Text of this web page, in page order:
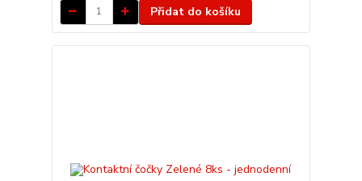
Přidat do košíku